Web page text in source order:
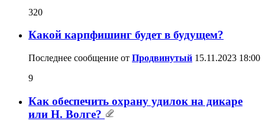
320
Какой карпфишинг будет в будущем?
Последнее сообщение от Продвинутый 15.11.2023 18:00
9
Как обеспечить охрану удилок на дикаре
или Н. Волге?